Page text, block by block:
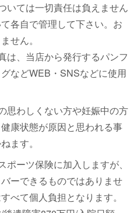
いては一切責任は負えません
各自で管理して下さい。お
せん。
は、当店から発行するパンフ
などWEB・SNSなどに使用
思わしくない方や妊娠中の方
康状態が原因と思われる事
ます。
ーツ保険に加入しますが、
ーできるものではありませ
べて個人負担となります。